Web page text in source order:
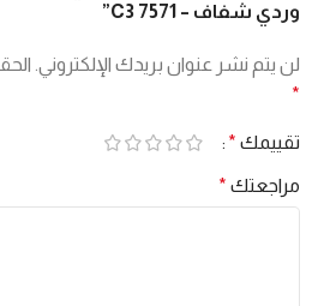
وردي شفاف – 7571 C3”
لن يتم نشر عنوان بريدك الإلكتروني.
*
تقييمك *
مراجعتك *